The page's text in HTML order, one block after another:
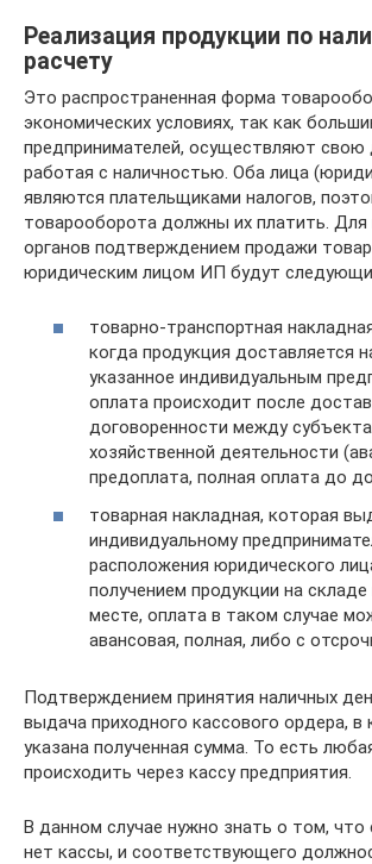
Реализация продукции по
расчету
Это распространенная форма
экономических условиях, так как
предпринимателей, осуществляют свою
работая с наличностью. Оба лица
являются плательщиками налогов,
товарооборота должны их платить. Для
органов подтверждением продажи
юридическим лицом ИП будут
товарно-транспортная
когда продукция доставляется
указанное индивидуальным
оплата происходит после
договоренности между
хозяйственной деятельности
предоплата, полная оплата до
товарная накладная, которая
индивидуальному
расположения юридического
получением продукции на
месте, оплата в таком случае
авансовая, полная, либо с
Подтверждением принятия наличных
выдача приходного кассового ордера,
указана полученная сумма. То есть
происходить через кассу предприятия.
В данном случае нужно знать о том, что
нет кассы, и соответствующего